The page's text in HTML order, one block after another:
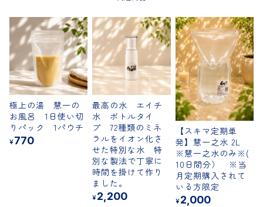
極上の湯 慧一の
お風呂 1日使い切
りパック 1パウチ
¥ 770
最高の水 エイチ
水 ボトルタイ
プ 72種類のミネ
ラルをイオン化さ
せた特別な水 特
別な製法で丁寧に
時間を掛けて作り
ました。
¥2,200
【スキマ定期単
発】慧一之水 2L
※慧一之水のみ※(
10日間分） ※当
月定期購入されて
いる方限定
¥ 2,000